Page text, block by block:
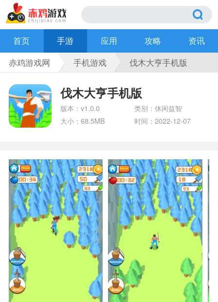
首页 手游 应用 攻略
资讯
赤鸡游戏网
手机游戏 伐木大亨手机版
伐木大亨手机版
版本：v1.0.0
类别：休闲益智
大小：68.5MB
时间：2022-12-07